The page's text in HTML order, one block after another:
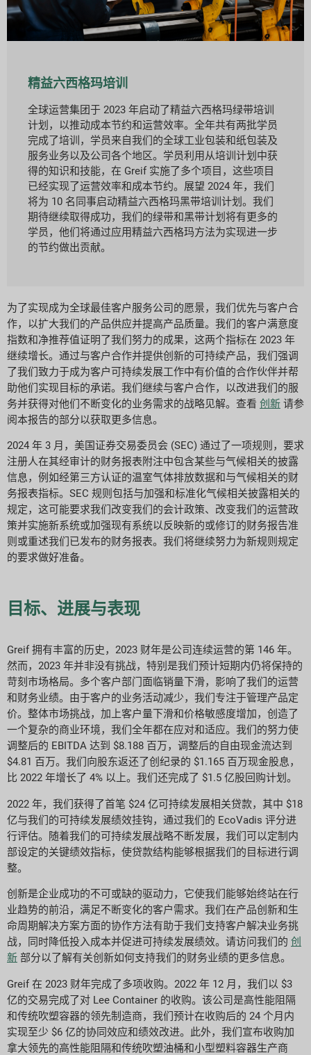
精益六西格玛培训
全球运营集团于 2023 年启动了精益六西格玛绿带培训
计划，以推动成本节约和运营效率。全年共有两批学员
完成了培训，学员来自我们的全球工业包装和纸包装及
服务业务以及公司各个地区。学员利用从培训计划中获
得的知识和技能，在 Greif 实施了多个项目，这些项目
已经实现了运营效率和成本节约。展望 2024 年，我们
将为 10 名同事启动精益六西格玛黑带培训计划。我们
期待继续取得成功，我们的绿带和黑带计划将有更多的
学员，他们将通过应用精益六西格玛方法为实现进一步
的节约做出贡献。
为了实现成为全球最佳客户服务公司的愿景，我们优先与客户合
作，以扩大我们的产品供应并提高产品质量。我们的客户满意度
指数和净推荐值证明了我们努力的成果，这两个指标在 2023 年
继续增长。通过与客户合作并提供创新的可持续产品，我们强调
了我们致力于成为客户可持续发展工作中有价值的合作伙伴并帮
助他们实现目标的承诺。我们继续与客户合作，以改进我们的服
务并获得对他们不断变化的业务需求的战略见解。查看 创新 请参
阅本报告的部分以获取更多信息。
2024 年 3 月，美国证券交易委员会 (SEC) 通过了一项规则，要求
注册人在其经审计的财务报表附注中包含某些与气候相关的披露
信息，例如经第三方认证的温室气体排放数据和与气候相关的财
务报表指标。SEC 规则包括与加强和标准化气候相关披露相关的
规定，这可能要求我们改变我们的会计政策、改变我们的运营政
策并实施新系统或加强现有系统以反映新的或修订的财务报告准
则或重述我们已发布的财务报表。我们将继续努力为新规则规定
的要求做好准备。
目标、进展与表现
Greif 拥有丰富的历史，2023 财年是公司连续运营的第 146 年。
然而，2023 年并非没有挑战，特别是我们预计短期内仍将保持的
苛刻市场格局。多个客户部门面临销量下滑，影响了我们的运营
和财务业绩。由于客户的业务活动减少，我们专注于管理产品定
价。整体市场挑战，加上客户量下滑和价格敏感度增加，创造了
一个复杂的商业环境，我们全年都在应对和适应。我们的努力使
调整后的 EBITDA 达到 $8.188 百万，调整后的自由现金流达到
$4.81 百万。我们向股东返还了创纪录的 $1.165 百万现金股息，
比 2022 年增长了 4% 以上。我们还完成了 $1.5 亿股回购计划。
2022 年，我们获得了首笔 $24 亿可持续发展相关贷款，其中 $18
亿与我们的可持续发展绩效挂钩，通过我们的 EcoVadis 评分进
行评估。随着我们的可持续发展战略不断发展，我们可以定制内
部设定的关键绩效指标，使贷款结构能够根据我们的目标进行调
整。
创新是企业成功的不可或缺的驱动力，它使我们能够始终站在行
业趋势的前沿，满足不断变化的客户需求。我们在产品创新和生
命周期解决方案方面的协作方法有助于我们支持客户解决业务挑
战，同时降低投入成本并促进可持续发展绩效。请访问我们的 创
新 部分以了解有关创新如何支持我们的财务业绩的更多信息。
Greif 在 2023 财年完成了多项收购。2022 年 12 月，我们以 $3
亿的交易完成了对 Lee Container 的收购。该公司是高性能阻隔
和传统吹塑容器的领先制造商，我们预计在收购后的 24 个月内
实现至少 $6 亿的协同效应和绩效改进。此外，我们宣布收购加
拿大领先的高性能阻隔和传统吹塑油桶和小型塑料容器生产商